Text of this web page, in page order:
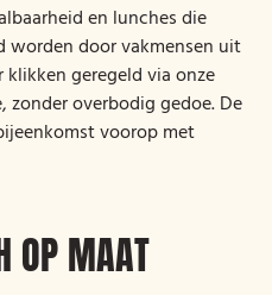
en lunches die
worden door vakmensen uit
klikken geregeld via onze
overbodig gedoe. De
voorop met
OP MAAT